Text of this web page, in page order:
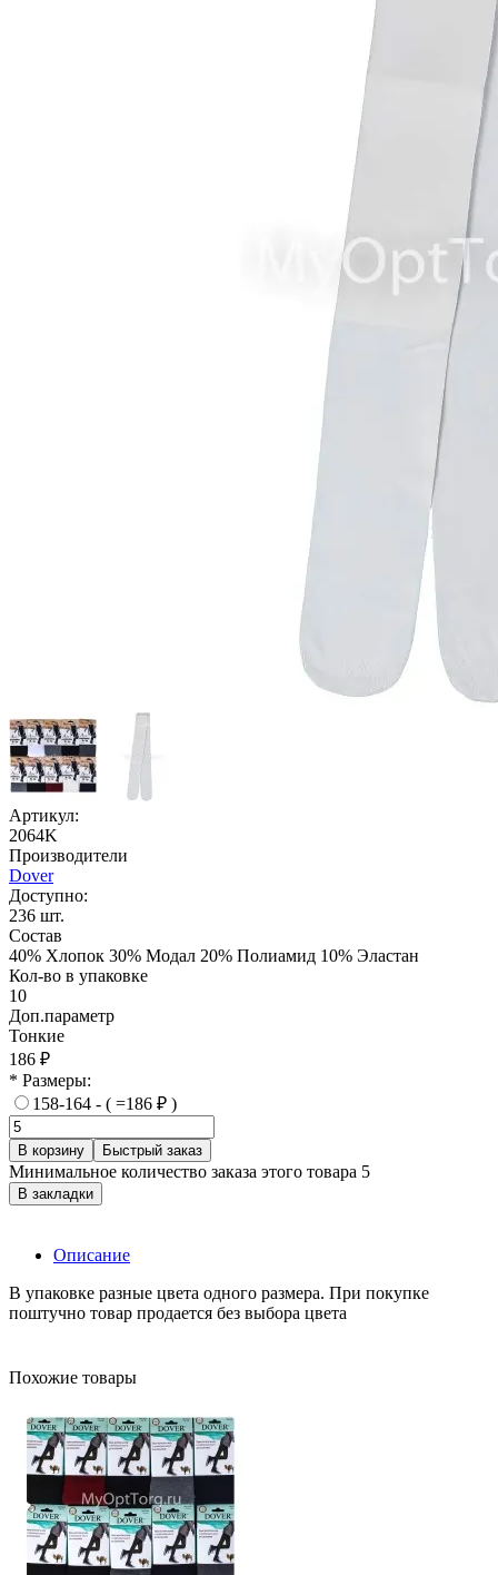
Артикул:
2064K
Производители
Dover
Доступно:
236 шт.
Состав
40% Хлопок 30% Модал 20% Полиамид 10% Эластан
Кол-во в упаковке
10
Доп.параметр
Тонкие
186 ₽
* Размеры:
158-164 - ( =186 ₽ )
В корзину Быстрый заказ
Минимальное количество заказа этого товара 5
В закладки
Описание
В упаковке разные цвета одного размера. При покупке
поштучно товар продается без выбора цвета
Похожие товары